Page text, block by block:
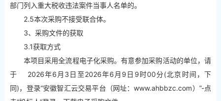
部门列入重大税收违法案件当事人名单的。
2.5本次采购不接受联合体。
3、采购文件的获取
3.1获取方式
本项目采用全流程电子化采购。有意参加采购活动的单位，请
于 2026年6月3日至2026年6月9日9时00分(北京时间，下
同)，登录“安徽智汇云交易平台（网址：www.ahbbzc.com）”-点